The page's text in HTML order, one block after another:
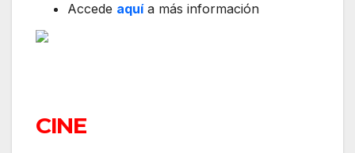
Accede aquí a más información
CINE